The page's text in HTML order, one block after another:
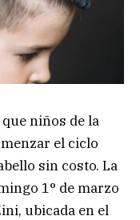
niños de la
el ciclo
sin costo. La
1° de marzo
ubicada en el